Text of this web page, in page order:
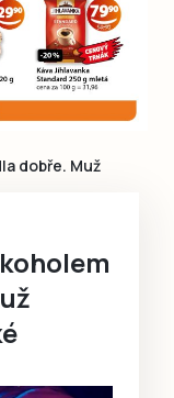
Speciální přílohy
Inzerce
dobře. Muž